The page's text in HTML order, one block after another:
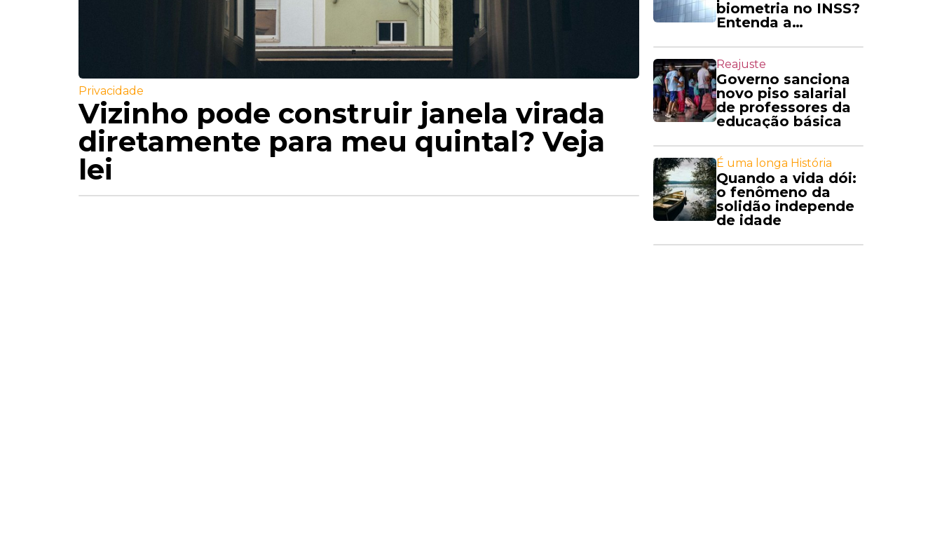
Privacidade
Vizinho pode construir janela virada
diretamente para meu quintal? Veja
lei
biometria no INSS?
Entenda a
Reajuste
Governo sanciona
novo piso salarial
de professores da
educação básica
É uma longa História
Quando a vida dói:
o fenômeno da
solidão independe
de idade